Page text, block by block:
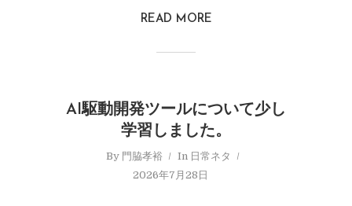
READ MORE
AI駆動開発ツールについて少し
学習しました。
By 門脇孝裕 In 日常ネタ
2026年7月28日